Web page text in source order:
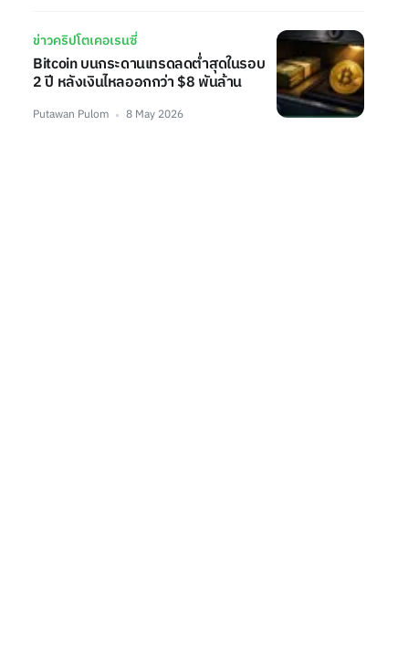
ข่าวคริปโตเคอเรนซี่
Bitcoin บนกระดานเทรดลดต่ำสุดในรอบ
2 ปี หลังเงินไหลออกกว่า $8 พันล้าน
Putawan Pulom 8 May 2026